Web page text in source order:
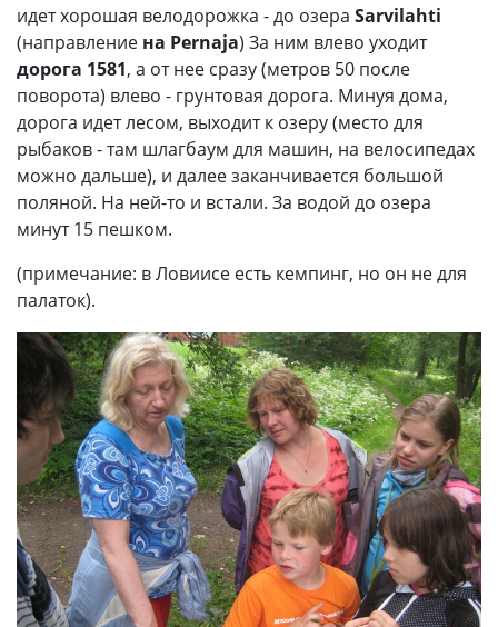
идет хорошая велодорожка - до озера Sarvilahti
(направление на Pernaja) За ним влево уходит
дорога 1581, а от нее сразу (метров 50 после
поворота) влево - грунтовая дорога. Минуя дома,
дорога идет лесом, выходит к озеру (место для
рыбаков - там шлагбаум для машин, на велосипедах
можно дальше), и далее заканчивается большой
поляной. На ней-то и встали. За водой до озера
минут 15 пешком.
(примечание: в Ловиисе есть кемпинг, но он не для
палаток).